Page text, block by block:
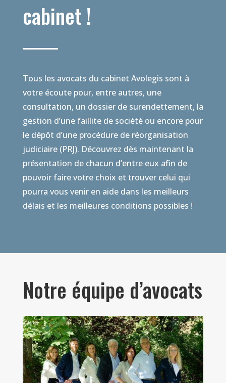
cabinet !
Tous les avocats du cabinet Avolegis sont à
votre écoute pour, entre autres, une
consultation, un dossier de surendettement, la
gestion d’une faillite de société ou encore pour
le dépôt d’une procédure de réorganisation
judiciaire (PRJ). Découvrez dès maintenant la
présentation de chacun d’entre eux afin de
pouvoir faire votre choix et trouver celui qui
pourra vous venir en aide dans les meilleurs
délais et les meilleures conditions possibles !
Notre équipe d’avocats